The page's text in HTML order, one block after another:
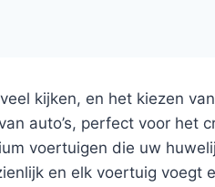
kijken, en het kiezen
auto’s, perfect voor
voertuigen die uw
en elk voertuig voegt